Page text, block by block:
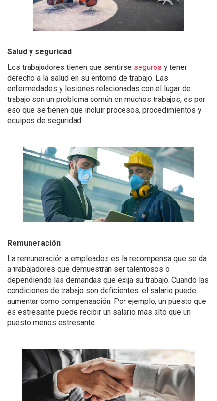
Salud y seguridad
Los trabajadores tienen que sentirse seguros y tener
derecho a la salud en su entorno de trabajo. Las
enfermedades y lesiones relacionadas con el lugar de
trabajo son un problema común en muchos trabajos, es por
eso que se tienen que incluir procesos, procedimientos y
equipos de seguridad.
Remuneración
La remuneración a empleados es la recompensa que se da
a trabajadores que demuestran ser talentosos o
dependiendo las demandas que exija su trabajo. Cuando las
condiciones de trabajo son deficientes, el salario puede
aumentar como compensación. Por ejemplo, un puesto que
es estresante puede recibir un salario más alto que un
puesto menos estresante.